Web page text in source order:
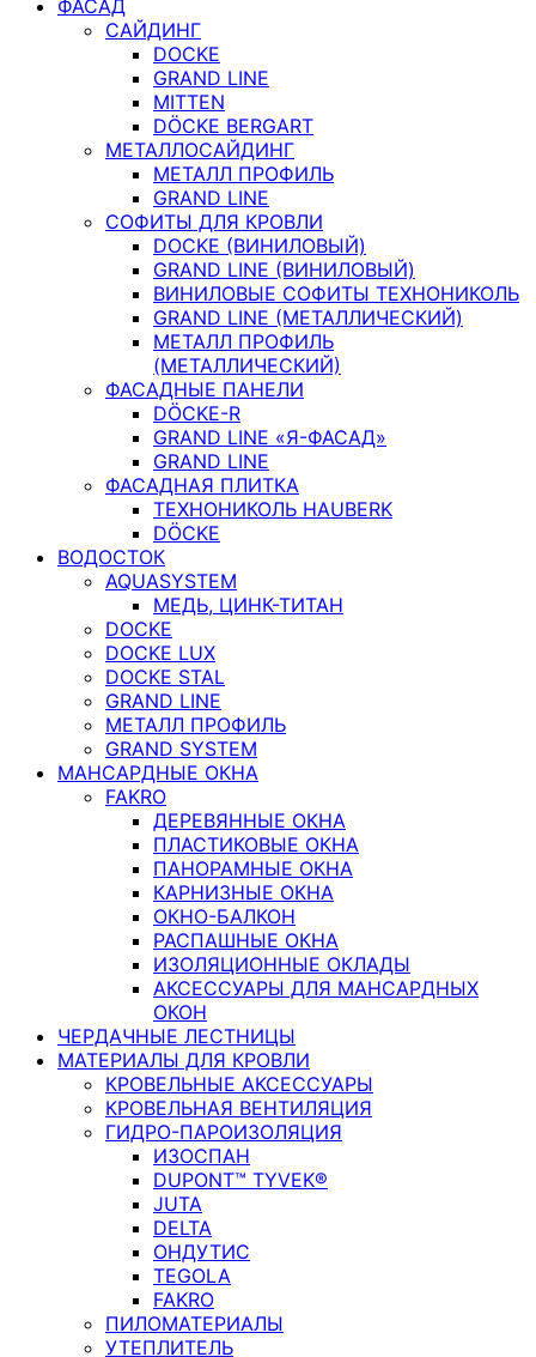
ФАСАД
САЙДИНГ
DOCKE
GRAND LINE
MITTEN
DÖCKE BERGART
МЕТАЛЛОСАЙДИНГ
МЕТАЛЛ ПРОФИЛЬ
GRAND LINE
СОФИТЫ ДЛЯ КРОВЛИ
DOCKE (ВИНИЛОВЫЙ)
GRAND LINE (ВИНИЛОВЫЙ)
ВИНИЛОВЫЕ СОФИТЫ ТЕХНОНИКОЛЬ
GRAND LINE (МЕТАЛЛИЧЕСКИЙ)
МЕТАЛЛ ПРОФИЛЬ
(МЕТАЛЛИЧЕСКИЙ)
ФАСАДНЫЕ ПАНЕЛИ
DÖCKE-R
GRAND LINE «Я-ФАСАД»
GRAND LINE
ФАСАДНАЯ ПЛИТКА
ТЕХНОНИКОЛЬ HAUBERK
DÖCKE
ВОДОСТОК
AQUASYSTEM
МЕДЬ, ЦИНК-ТИТАН
DOCKE
DOCKE LUX
DOCKE STAL
GRAND LINE
МЕТАЛЛ ПРОФИЛЬ
GRAND SYSTEM
МАНСАРДНЫЕ ОКНА
FAKRO
ДЕРЕВЯННЫЕ ОКНА
ПЛАСТИКОВЫЕ ОКНА
ПАНОРАМНЫЕ ОКНА
КАРНИЗНЫЕ ОКНА
ОКНО-БАЛКОН
РАСПАШНЫЕ ОКНА
ИЗОЛЯЦИОННЫЕ ОКЛАДЫ
АКСЕССУАРЫ ДЛЯ МАНСАРДНЫХ
ОКОН
ЧЕРДАЧНЫЕ ЛЕСТНИЦЫ
МАТЕРИАЛЫ ДЛЯ КРОВЛИ
КРОВЕЛЬНЫЕ АКСЕССУАРЫ
КРОВЕЛЬНАЯ ВЕНТИЛЯЦИЯ
ГИДРО-ПАРОИЗОЛЯЦИЯ
ИЗОСПАН
DUPONT™ TYVEK®
JUTA
DELTA
ОНДУТИС
TEGOLA
FAKRO
ПИЛОМАТЕРИАЛЫ
УТЕПЛИТЕЛЬ